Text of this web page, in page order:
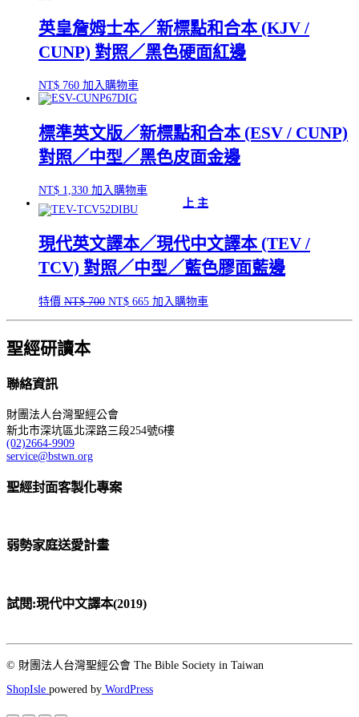
格：
NT$ 1,800。
格：
NT$ 1,710。
英皇詹姆士本／新標點和合本 (KJV /
CUNP) 對照／黑色硬面紅邊
NT$ 760 加入購物車
標準英文版／新標點和合本 (ESV / CUNP)
對照／中型／黑色皮面金邊
NT$ 1,330 加入購物車
上 主
現代英文譯本／現代中文譯本 (TEV /
TCV) 對照／中型／藍色膠面藍邊
特價 NT$700 原
NT$ 665目加入購物車
聖經研讀本
聯絡資訊
財團法人台灣聖經公會
新北市深坑區北深路三段254號6樓
(02)2664-9909
service@bstwn.org
聖經封面客製化專案
弱勢家庭送愛計畫
試閱:現代中文譯本(2019)
© 財團法人台灣聖經公會 The Bible Society in Taiwan
ShopIsle powered by WordPress